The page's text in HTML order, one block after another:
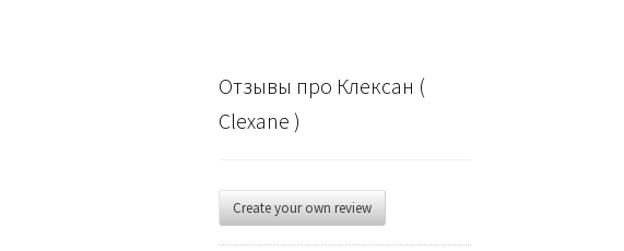
Отзывы про Клексан (
Clexane )
Create your own review